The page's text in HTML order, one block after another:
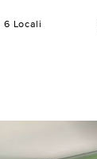
6 Locali